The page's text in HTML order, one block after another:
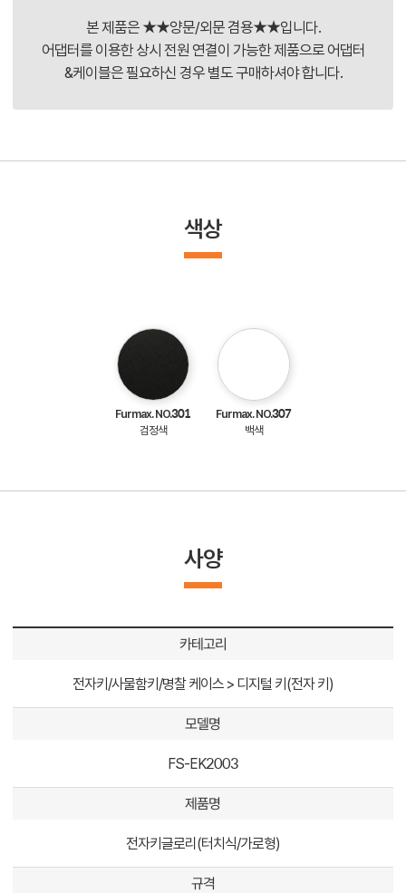
본 제품은 ★★양문/외문 겸용★★입니다.
어댑터를 이용한 상시 전원 연결이 가능한 제품으로 어댑터
&케이블은 필요하신 경우 별도 구매하셔야 합니다.
색상
Furmax. NO.301
검정색
Furmax. NO.307
백색
사양
카테고리
전자키/사물함키/명찰 케이스 > 디지털 키(전자 키)
모델명
FS-EK2003
제품명
전자키글로리(터치식/가로형)
규격